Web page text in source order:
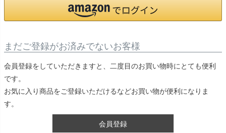
まだご登録がお済みでないお客様
会員登録をしていただきますと、二度目のお買い物時にとても便利
です。
お気に入り商品をご登録いただけるなどお買い物が便利になりま
す。
会員登録